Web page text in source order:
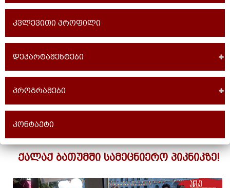
კვლევითი პროფილი
დეპარტამენტები
პროგრამები
კონტაქტი
ქალაქ ბათუმში სამეცნიერო პიკნიკზე!